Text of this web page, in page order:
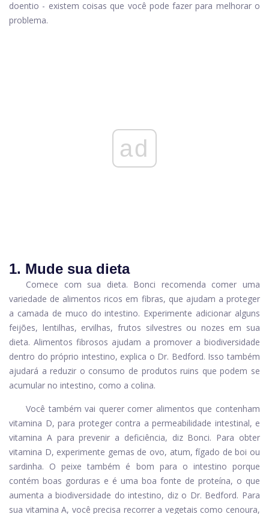
doentio - existem coisas que você pode fazer para melhorar o
problema.
ad
1. Mude sua dieta
Comece com sua dieta. Bonci recomenda comer uma
variedade de alimentos ricos em fibras, que ajudam a proteger
a camada de muco do intestino. Experimente adicionar alguns
feijões, lentilhas, ervilhas, frutos silvestres ou nozes em sua
dieta. Alimentos fibrosos ajudam a promover a biodiversidade
dentro do próprio intestino, explica o Dr. Bedford. Isso também
ajudará a reduzir o consumo de produtos ruins que podem se
acumular no intestino, como a colina.
Você também vai querer comer alimentos que contenham
vitamina D, para proteger contra a permeabilidade intestinal, e
vitamina A para prevenir a deficiência, diz Bonci. Para obter
vitamina D, experimente gemas de ovo, atum, fígado de boi ou
sardinha. O peixe também é bom para o intestino porque
contém boas gorduras e é uma boa fonte de proteína, o que
aumenta a biodiversidade do intestino, diz o Dr. Bedford. Para
sua vitamina A, você precisa recorrer a vegetais como cenoura,